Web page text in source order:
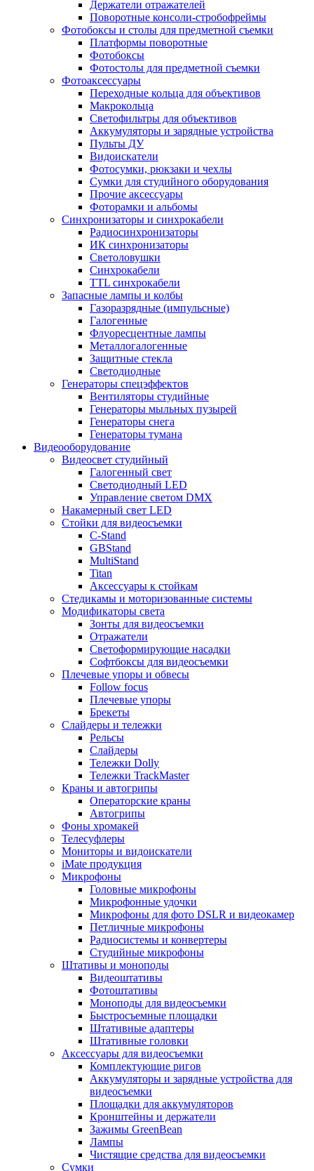
Держатели отражателей
Поворотные консоли-стробофреймы
Фотобоксы и столы для предметной съемки
Платформы поворотные
Фотобоксы
Фотостолы для предметной съемки
Фотоаксессуары
Переходные кольца для объективов
Макрокольца
Светофильтры для объективов
Аккумуляторы и зарядные устройства
Пульты ДУ
Видоискатели
Фотосумки, рюкзаки и чехлы
Сумки для студийного оборудования
Прочие аксессуары
Фоторамки и альбомы
Синхронизаторы и синхрокабели
Радиосинхронизаторы
ИК синхронизаторы
Светоловушки
Синхрокабели
TTL синхрокабели
Запасные лампы и колбы
Газоразрядные (импульсные)
Галогенные
Флуоресцентные лампы
Металлогалогенные
Защитные стекла
Светодиодные
Генераторы спецэффектов
Вентиляторы студийные
Генераторы мыльных пузырей
Генераторы снега
Генераторы тумана
Видеооборудование
Видеосвет студийный
Галогенный свет
Светодиодный LED
Управление светом DMX
Накамерный свет LED
Стойки для видеосъемки
C-Stand
GBStand
MultiStand
Titan
Аксессуары к стойкам
Стедикамы и моторизованные системы
Модификаторы света
Зонты для видеосъемки
Отражатели
Светоформирующие насадки
Софтбоксы для видеосъемки
Плечевые упоры и обвесы
Follow focus
Плечевые упоры
Брекеты
Слайдеры и тележки
Рельсы
Слайдеры
Тележки Dolly
Тележки TrackMaster
Краны и автогрипы
Операторские краны
Автогрипы
Фоны хромакей
Телесуфлеры
Мониторы и видоискатели
iMate продукция
Микрофоны
Головные микрофоны
Микрофонные удочки
Микрофоны для фото DSLR и видеокамер
Петличные микрофоны
Радиосистемы и конвертеры
Студийные микрофоны
Штативы и моноподы
Видеоштативы
Фотоштативы
Моноподы для видеосъемки
Быстросъемные площадки
Штативные адаптеры
Штативные головки
Аксессуары для видеосъемки
Комплектующие ригов
Аккумуляторы и зарядные устройства для
видеосъемки
Площадки для аккумуляторов
Кронштейны и держатели
Зажимы GreenBean
Лампы
Чистящие средства для видеосъемки
Сумки